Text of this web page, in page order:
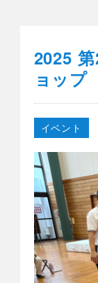
2025
ョップ
イベント